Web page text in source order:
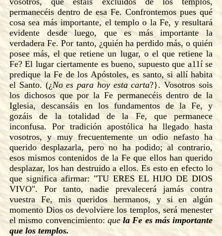
permanecéis dentro de esa Fe. Confrontemos pues qué
cosa sea más importante, el templo o la Fe, y resultará
evidente desde luego, que es más importante la
verdadera Fe. Por tanto, ¿quién ha perdido más, o quién
posee más, el que retiene un lugar, o el que retiene la
Fe? El lugar ciertamente es bueno, supuesto que a11í se
predique la Fe de los Apóstoles, es santo, si allí habita
el Santo. (¿No es para hoy esta carta?}. Vosotros sois
los dichosos que por la Fe permanecéis dentro de la
Iglesia, descansáis en los fundamentos de la Fe, y
gozáis de la totalidad de la Fe, que permanece
inconfusa. Por tradición apostólica ha llegado hasta
vosotros, y muy frecuentemente un odio nefasto ha
querido desplazarla, pero no ha podido; al contrario,
esos mismos contenidos de la Fe que ellos han querido
desplazar, los han destruido a ellos. Es esto en efecto lo
que significa afirmar: "TU ERES EL HIJO DE DIOS
VIVO". Por tanto, nadie prevalecerá jamás contra
vuestra Fe, mis queridos hermanos, y si en algún
momento Dios os devolviere los templos, será menester
el mismo convencimiento: que la Fe es más importante
que los templos.